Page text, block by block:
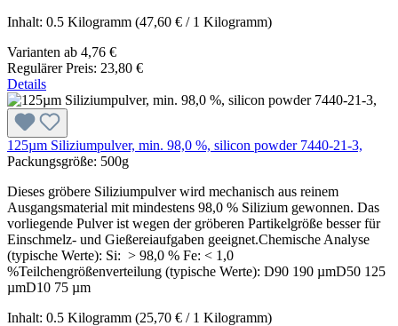
Inhalt: 0.5 Kilogramm (47,60 € / 1 Kilogramm)
Varianten ab 4,76 €
Regulärer Preis: 23,80 €
Details
125µm Siliziumpulver, min. 98,0 %, silicon powder 7440-21-3,
Packungsgröße: 500g
Dieses gröbere Siliziumpulver wird mechanisch aus reinem
Ausgangsmaterial mit mindestens 98,0 % Silizium gewonnen. Das
vorliegende Pulver ist wegen der gröberen Partikelgröße besser für
Einschmelz- und Gießereiaufgaben geeignet.Chemische Analyse
(typische Werte): Si: > 98,0 % Fe: < 1,0
%Teilchengrößenverteilung (typische Werte): D90 190 µmD50 125
µmD10 75 µm
Inhalt: 0.5 Kilogramm (25,70 € / 1 Kilogramm)